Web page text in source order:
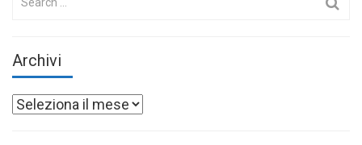
Archivi
Archivi